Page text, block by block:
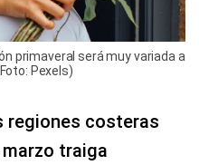
primaveral será muy variada a
Pexels)
regiones costeras
traiga